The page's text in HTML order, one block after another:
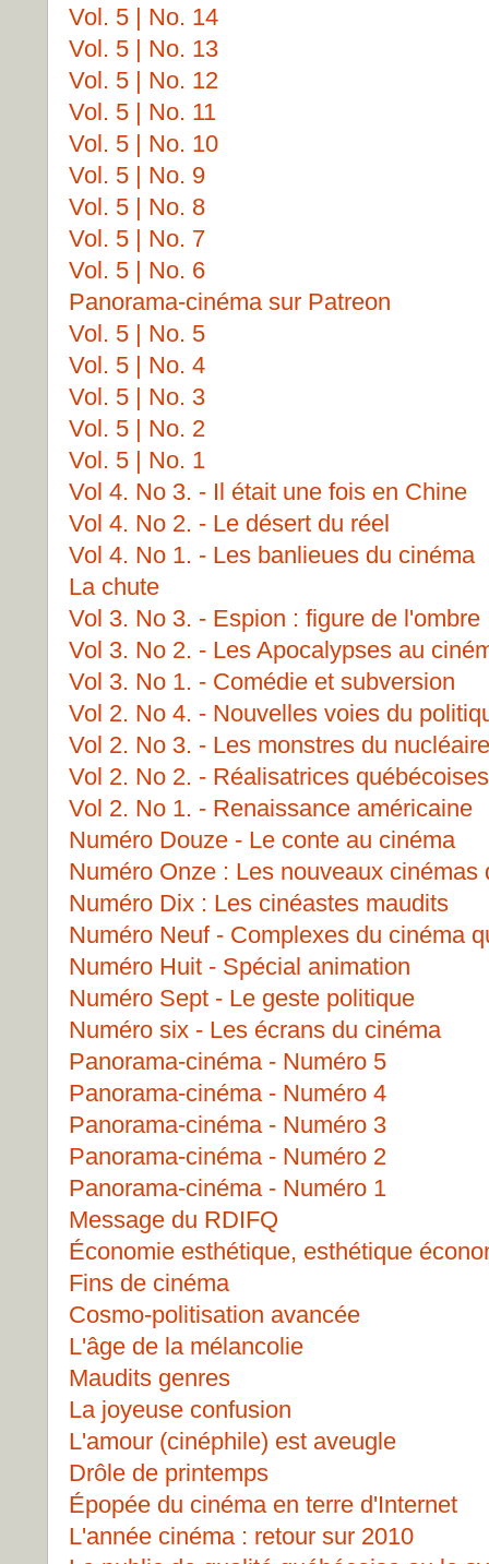
Vol. 5 | No. 14
Vol. 5 | No. 13
Vol. 5 | No. 12
Vol. 5 | No. 11
Vol. 5 | No. 10
Vol. 5 | No. 9
Vol. 5 | No. 8
Vol. 5 | No. 7
Vol. 5 | No. 6
Panorama-cinéma sur Patreon
Vol. 5 | No. 5
Vol. 5 | No. 4
Vol. 5 | No. 3
Vol. 5 | No. 2
Vol. 5 | No. 1
Vol 4. No 3. - Il était une fois en Chine
Vol 4. No 2. - Le désert du réel
Vol 4. No 1. - Les banlieues du cinéma
La chute
Vol 3. No 3. - Espion : figure de l'ombre
Vol 3. No 2. - Les Apocalypses au
Vol 3. No 1. - Comédie et subversion
Vol 2. No 4. - Nouvelles voies du
Vol 2. No 3. - Les monstres du nucléaire
Vol 2. No 2. - Réalisatrices québécoises
Vol 2. No 1. - Renaissance américaine
Numéro Douze - Le conte au cinéma
Numéro Onze : Les nouveaux cinémas
Numéro Dix : Les cinéastes maudits
Numéro Neuf - Complexes du cinéma
Numéro Huit - Spécial animation
Numéro Sept - Le geste politique
Numéro six - Les écrans du cinéma
Panorama-cinéma - Numéro 5
Panorama-cinéma - Numéro 4
Panorama-cinéma - Numéro 3
Panorama-cinéma - Numéro 2
Panorama-cinéma - Numéro 1
Message du RDIFQ
Économie esthétique, esthétique
Fins de cinéma
Cosmo-politisation avancée
L'âge de la mélancolie
Maudits genres
La joyeuse confusion
L'amour (cinéphile) est aveugle
Drôle de printemps
Épopée du cinéma en terre d'Internet
L'année cinéma : retour sur 2010